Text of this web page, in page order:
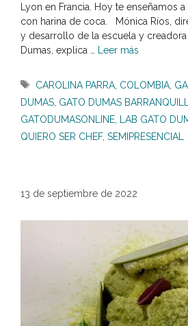
Lyon en Francia. Hoy te enseñamos
con harina de coca. Mónica Ríos,
y desarrollo de la escuela y creadora
Dumas, explica … Leer más
Etiquetas
CAROLINA PARRA COLOMBIA
DUMAS GATO DUMAS
GATODUMASONLINE LAB GATO
QUIERO SER CHEF, SEMIPRESENCIAL
13 de septiembre de 2022